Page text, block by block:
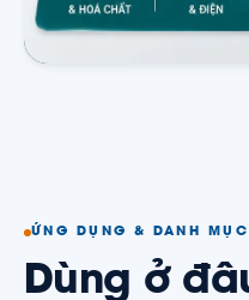
ỨNG DỤNG & DANH MỤC
Dùng ở